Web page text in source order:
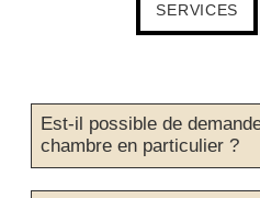
SERVICES
Est-il possible de
chambre en particulier ?
Non, toutefois n’hésitez pas à